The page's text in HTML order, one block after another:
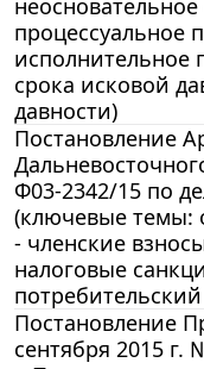
процессуальное
исполнительное
срока исковой
давности)
Постановление
Ф03-2342/15 по
(ключевые темы:
- членские
налоговые
Постановление
сентября 2015